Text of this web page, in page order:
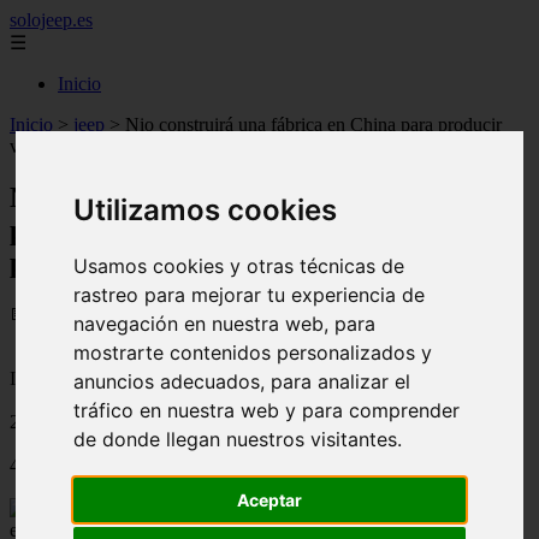
Utilizamos cookies
Usamos cookies y otras técnicas de
rastreo para mejorar tu experiencia de
navegación en nuestra web, para
mostrarte contenidos personalizados y
anuncios adecuados, para analizar el
tráfico en nuestra web y para comprender
de donde llegan nuestros visitantes.
Aceptar
solojeep.es
☰
Inicio
Inicio > jeep > Nio construirá una fábrica en China para producir
vehículos eléctricos económicos para Europa
Nio construirá una fábrica en China para
producir vehículos eléctricos económicos
para Europa
📅 07/09/2025
Información General Seguros
2023-02-17
469